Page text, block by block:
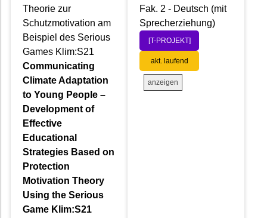
Theorie zur
Schutzmotivation am
Beispiel des Serious
Games Klim:S21
Communicating
Climate Adaptation
to Young People –
Development of
Effective
Educational
Strategies Based on
Protection
Motivation Theory
Using the Serious
Game Klim:S21
Fak. 2 - Deutsch (mit
Sprecherziehung)
[T-PROJEKT]
akt. laufend
anzeigen